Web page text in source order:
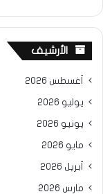
الأرشيف
أغسطس 2026
يوليو 2026
يونيو 2026
مايو 2026
أبريل 2026
مارس 2026